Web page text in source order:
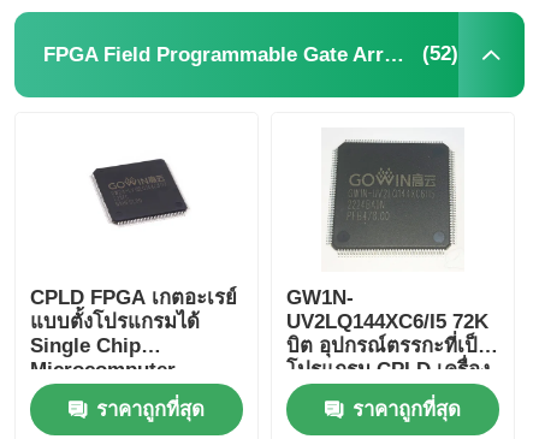
เครื่องตรวจจับความร้อนอินฟราเรด
ชิปไอซี DSP
ชิปหน่วยความจำ DRAM
ชิป EEPROM
FPGA Field Programmable Gate Array ระบบการตั้งโปรแกรมประตู (52)
CPLD FPGA เกตอะเรย์
แบบตั้งโปรแกรมได้
Single Chip
Microcomputer
GW2A-
LV18EQ144C8/I7
ราคาถูกที่สุด
GW1N-
UV2LQ144XC6/I5 72K
บิต อุปกรณ์ตรรกะที่เป็น
โปรแกรม CPLD เครื่อง
ควบคุมตรรกะที่เป็น
โปรแกรมราคาถูกที่สุด